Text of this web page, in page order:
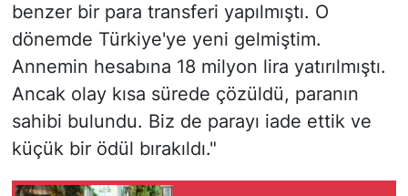
benzer bir para transferi yapılmıştı. O
dönemde Türkiye'ye yeni gelmiştim.
Annemin hesabına 18 milyon lira yatırılmıştı.
Ancak olay kısa sürede çözüldü, paranın
sahibi bulundu. Biz de parayı iade ettik ve
küçük bir ödül bırakıldı."